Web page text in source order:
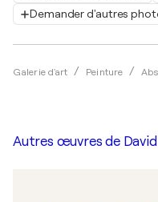
Demander d'autres
Galerie d'art Peinture
Autres œuvres de